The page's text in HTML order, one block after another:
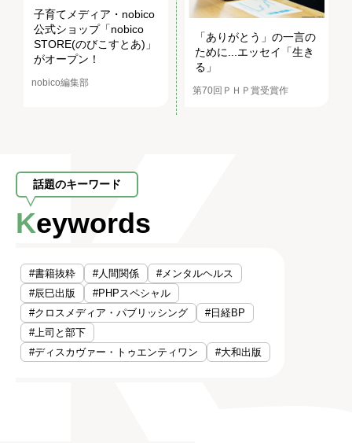
子育てメディア・nobico
公式ショップ「nobico
STORE(のびこすとあ)」
がオープン！
nobico編集部
「ありがとう」の一言の
ために...エッセイ「生き
る」
第70回ＰＨＰ賞受賞作
話題のキーワード
Keywords
#書籍抜粋 #人間関係
#メンタルヘルス
#辰巳出版
#PHPスペシャル
#クロスメディア・パブリッシング
#日経BP
#上司と部下
#ディスカヴァー・トゥエンティワン
#大和出版